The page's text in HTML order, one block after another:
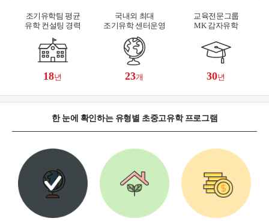
조기유학팀 평균
유학 컨설팅 경력
18년
국내외 최대
조기유학 센터운영
23개
교육전문그룹
MK 감자유학
30년
한 눈에 확인하는 유형별 초중고유학 프로그램